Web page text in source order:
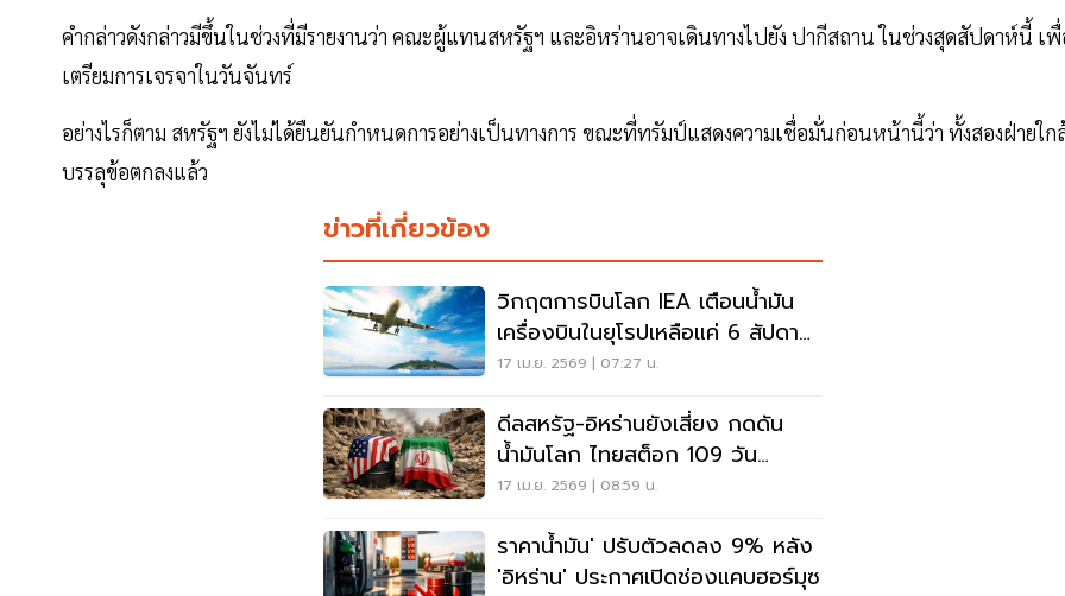
คำกล่าวดังกล่าวมีขึ้นในช่วงที่มีรายงานว่า คณะผู้แทนสหรัฐฯ และอิหร่านอาจเดินทางไปยัง ปากีสถาน ในช่วงสุดสัปดาห์นี้ เ
เตรียมการเจรจาในวันจันทร์
อย่างไรก็ตาม สหรัฐฯ ยังไม่ได้ยืนยันกำหนดการอย่างเป็นทางการ ขณะที่ทรัมป์แสดงความเชื่อมั่นก่อนหน้านี้ว่า ทั้งสองฝ่ายใก
บรรลุข้อตกลงแล้ว
ข่าวที่เกี่ยวข้อง
วิกฤตการบินโลก IEA เตือนน้ำมัน
เครื่องบินในยุโรปเหลือแค่ 6 สัปดาห์
สายการบินยกเลิกบิน
17 เม.ย. 2569 | 07:27 น.
ดีลสหรัฐ-อิหร่านยังเสี่ยง กดดัน
น้ำมันโลก ไทยสต็อก 109 วัน
กองทุนติดลบ 6.1 หมื่นล้าน
17 เม.ย. 2569 | 08:59 น.
ราคาน้ำมัน' ปรับตัวลดลง 9% หลัง
'อิหร่าน' ประกาศเปิดช่องแคบฮอร์มุซ